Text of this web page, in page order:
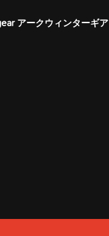
アークウィンターギア